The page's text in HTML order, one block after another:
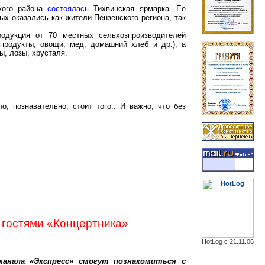
районасостоялась Тихвинская ярмарка. Ее
оказались как жители Пензенского региона, так
от 70 местных сельхозпроизводителей
овощи, мед, домашний хлеб и др.), а
лозы, хрусталя.
познавательно, стоит того.. И важно, что без
«Концертника»
«Экспресс» смогут познакомиться с
HotLog с 21.11.06